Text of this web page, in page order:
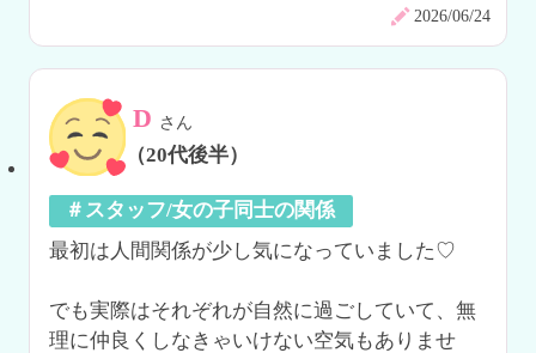
2026/06/24
D さん
（20代後半）
＃スタッフ/女の子同士の関係
最初は人間関係が少し気になっていました♡
でも実際はそれぞれが自然に過ごしていて、無
理に仲良くしなきゃいけない空気もありませ